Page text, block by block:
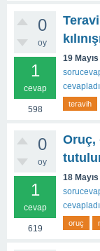
0
oy
1
cevap
598
19
cevapladı
teravih
0
oy
1
cevap
619
Oruç,
18
cevapladı
oruç